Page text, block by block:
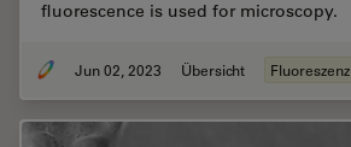
fluorescence is used for microscopy.
Jun 02, 2023 Übersicht Fluoreszenz